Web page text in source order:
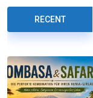
RECENT